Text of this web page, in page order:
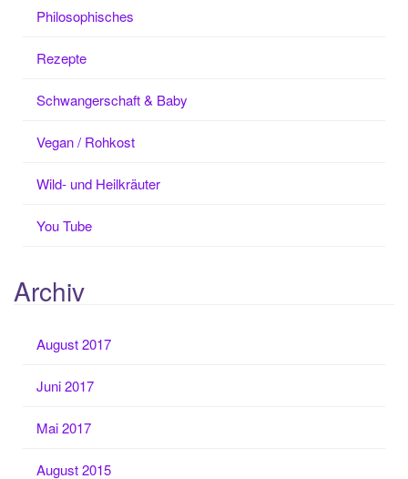
Philosophisches
Rezepte
Schwangerschaft & Baby
Vegan / Rohkost
Wild- und Heilkräuter
You Tube
Archiv
August 2017
Juni 2017
Mai 2017
August 2015